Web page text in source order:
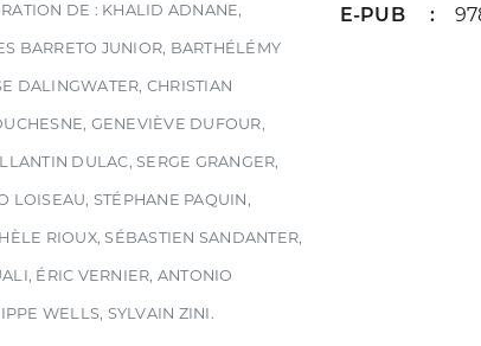
DE : KHALID ADNANE,
BARRETO JUNIOR, BARTHÉLÉMY
DALINGWATER, CHRISTIAN
GENEVIÈVE DUFOUR,
DULAC, SERGE GRANGER,
LOISEAU, STÉPHANE PAQUIN,
RIOUX, SÉBASTIEN SANDANTER,
ÉRIC VERNIER, ANTONIO
WELLS, SYLVAIN ZINI.
E-PUB